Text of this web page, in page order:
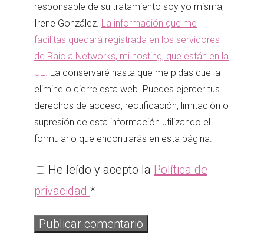
responsable de su tratamiento soy yo misma,
Irene González. La información que me
facilitas quedará registrada en los servidores
de Raiola Networks, mi hosting, que están en la
UE. La conservaré hasta que me pidas que la
elimine o cierre esta web. Puedes ejercer tus
derechos de acceso, rectificación, limitación o
supresión de esta información utilizando el
formulario que encontrarás en esta página.
He leído y acepto la Política de
privacidad *